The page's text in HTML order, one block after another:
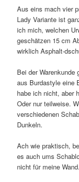
Aus eins mach vier
Lady Variante ist
ich mich, welchen
geschätzen 15 cm
wirklich Asphalt-
Bei der
aus Burdastyle eine
habe ich nicht, aber
Oder nur teilweise.
verschiedenen
Dunkeln.
Ach wie praktisch,
es auch ums
nicht für meine Wand.